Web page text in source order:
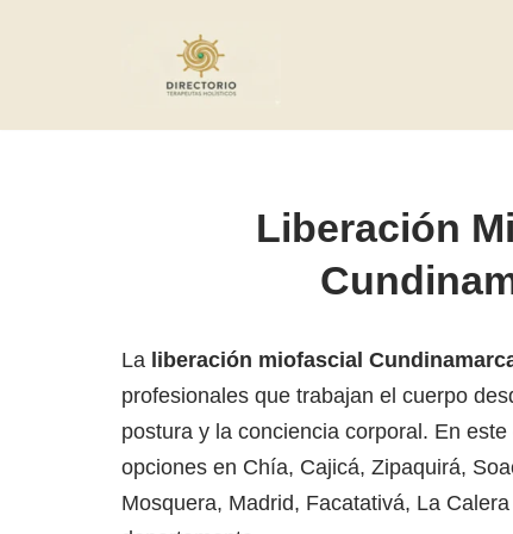
Liberación
La liberación miofascial
profesionales que trabajan el cuerpo
postura y la conciencia corporal. En
opciones en Chía, Cajicá, Zipaquirá,
Mosquera, Madrid, Facatativá, La